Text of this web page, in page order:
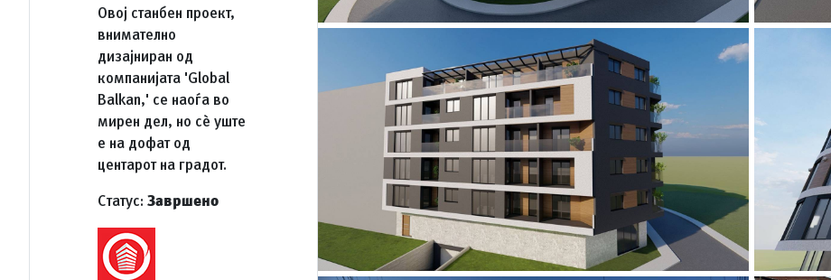
Овој станбен проект,
внимателно
дизајниран од
компанијата 'Global
Balkan,' се наоѓа во
мирен дел, но сè уште
е на дофат од
центарот на градот.
Статус: Завршено